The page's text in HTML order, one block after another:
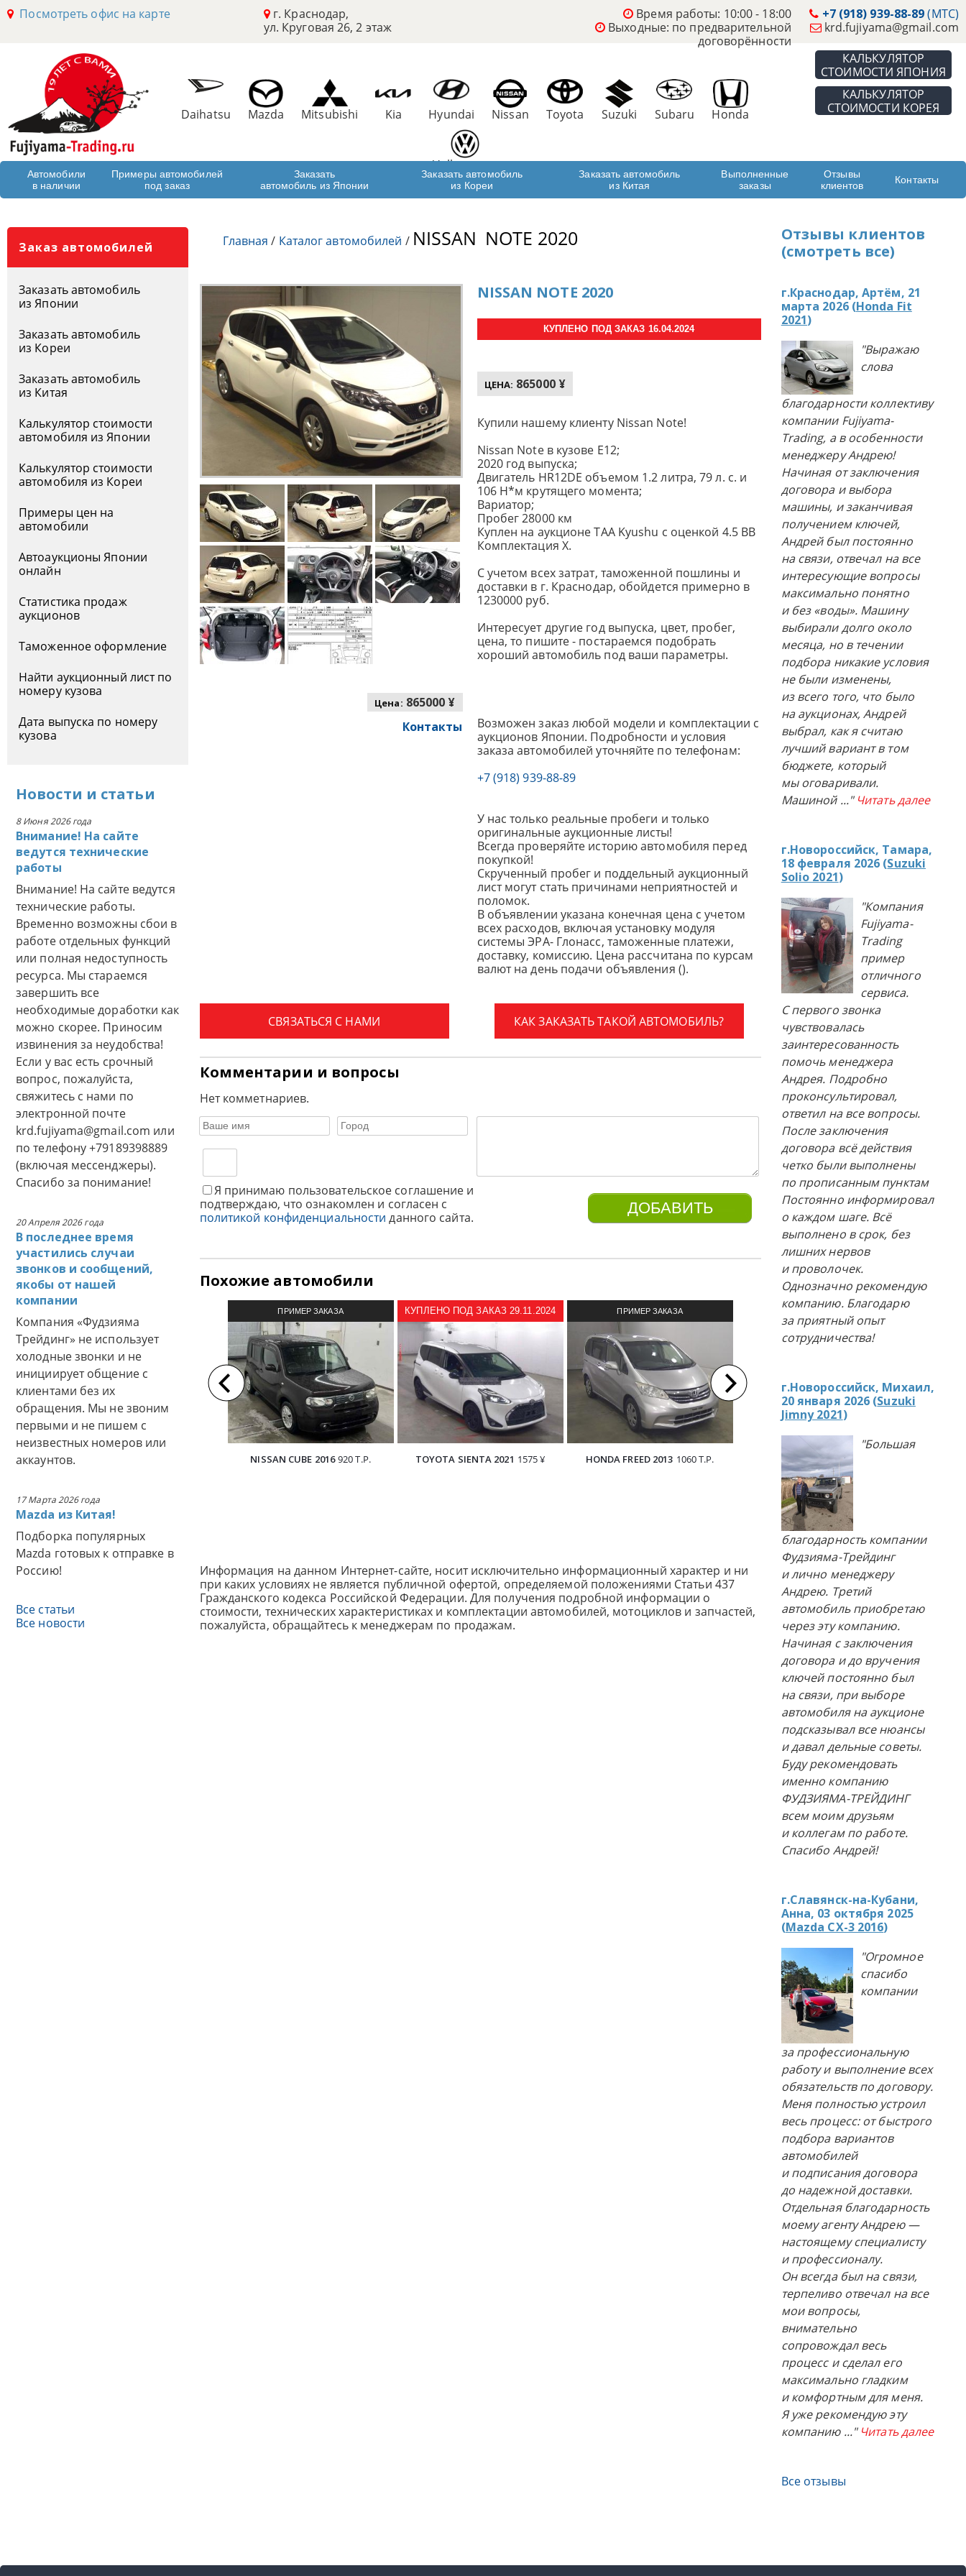
Посмотреть офис на карте
г. Краснодар,
ул. Круговая 26, 2 этаж
+7 (918) 939-88-89(МТС)
krd.fujiyama@gmail.com
Время работы: 10:00 - 18:00
Выходные: по предварительной
договорённости
КАЛЬКУЛЯТОР
СТОИМОСТИ ЯПОНИЯ
КАЛЬКУЛЯТОР
СТОИМОСТИ КОРЕЯ
Daihatsu Mazda Mitsubishi Kia Hyundai Nissan Toyota Suzuki Subaru Honda
Volkswagen
Автомобили
в наличии
Примеры автомобилей
под заказ
Заказать
автомобиль из Японии
Заказать автомобиль
из Кореи
Заказать автомобиль
из Китая
Выполненные
заказы
Отзывы
клиентов
Контакты
Заказ автомобилей
Заказать автомобиль
из Японии
Заказать автомобиль
из Кореи
Заказать автомобиль
из Китая
Калькулятор стоимости
автомобиля из Японии
Калькулятор стоимости
автомобиля из Кореи
Примеры цен на
автомобили
Автоаукционы Японии
онлайн
Статистика продаж
аукционов
Таможенное оформление
Найти аукционный лист по
номеру кузова
Дата выпуска по номеру
кузова
Новости и статьи
8 Июня 2026 года
Внимание! На сайте
ведутся технические
работы
Внимание! На сайте ведутся
технические работы.
Временно возможны сбои в
работе отдельных функций
или полная недоступность
ресурса. Мы стараемся
завершить все
необходимые доработки как
можно скорее. Приносим
извинения за неудобства!
Если у вас есть срочный
вопрос, пожалуйста,
свяжитесь с нами по
электронной почте
krd.fujiyama@gmail.com или
по телефону +79189398889
(включая мессенджеры).
Спасибо за понимание!
20 Апреля 2026 года
В последнее время
участились случаи
звонков и сообщений,
якобы от нашей
компании
Компания «Фудзияма
Трейдинг» не использует
холодные звонки и не
инициирует общение с
клиентами без их
обращения. Мы не звоним
первыми и не пишем с
неизвестных номеров или
аккаунтов.
17 Марта 2026 года
Mazda из Китая!
Подборка популярных
Mazda готовых к отправке в
Россию!
Все статьи
Все новости
Главная / Каталог автомобилей / NISSAN NOTE 2020
Цена: 865000 ¥
Контакты
NISSAN NOTE 2020
КУПЛЕНО ПОД ЗАКАЗ 16.04.2024
ЦЕНА: 865000 ¥
Купили нашему клиенту Nissan Note!
Nissan Note в кузове E12;
2020 год выпуска;
Двигатель HR12DE объемом 1.2 литра, 79 л. с. и
106 Н*м крутящего момента;
Вариатор;
Пробег 28000 км
Куплен на аукционе TAA Kyushu с оценкой 4.5 BB
Комплектация X.
С учетом всех затрат, таможенной пошлины и
доставки в г. Краснодар, обойдется примерно в
1230000 руб.
Интересует другие год выпуска, цвет, пробег,
цена, то пишите - постараемся подобрать
хороший автомобиль под ваши параметры.
Возможен заказ любой модели и комплектации с
аукционов Японии. Подробности и условия
заказа автомобилей уточняйте по телефонам:
+7 (918) 939-88-89
У нас только реальные пробеги и только
оригинальные аукционные листы!
Всегда проверяйте историю автомобиля перед
покупкой!
Скрученный пробег и поддельный аукционный
лист могут стать причинами неприятностей и
поломок.
В объявлении указана конечная цена с учетом
всех расходов, включая установку модуля
системы ЭРА- Глонасс, таможенные платежи,
доставку, комиссию. Цена рассчитана по курсам
валют на день подачи объявления ().
КАК ЗАКАЗАТЬ ТАКОЙ АВТОМОБИЛЬ?
СВЯЗАТЬСЯ С НАМИ
Комментарии и вопросы
Нет комметнариев.
Я принимаю пользовательское соглашение и
подтверждаю, что ознакомлен и согласен с
политикой конфиденциальности данного сайта.
Похожие автомобили
ПРИМЕР ЗАКАЗА
АВТОМОБИЛЯ ИЗ ЯПОНИИ
NISSAN CUBE 2016 920 Т.Р.
КУПЛЕНО ПОД ЗАКАЗ 29.11.2024
TOYOTA SIENTA 2021 1575 ¥
ПРИМЕР ЗАКАЗА
АВТОМОБИЛЯ ИЗ ЯПОНИИ
HONDA FREED 2013 1060 Т.Р.
ПРИМЕР ЗАКАЗА
NISSAN NOTE E-POWER 2022
1728 Т.Р.
Информация на данном Интернет-сайте, носит исключительно информационный характер и ни
при каких условиях не является публичной офертой, определяемой положениями Статьи 437
Гражданского кодекса Российской Федерации. Для получения подробной информации о
стоимости, технических характеристиках и комплектации автомобилей, мотоциклов и запчастей,
пожалуйста, обращайтесь к менеджерам по продажам.
Отзывы клиентов
(смотреть все)
г.Краснодар, Артём, 21
марта 2026 (Honda Fit
2021)
"Выражаю
слова
благодарности коллективу
компании Fujiyama-
Trading, а в особенности
менеджеру Андрею!
Начиная от заключения
договора и выбора
машины, и заканчивая
получением ключей,
Андрей был постоянно
на связи, отвечал на все
интересующие вопросы
максимально понятно
и без «воды». Машину
выбирали долго около
месяца, но в течении
подбора никакие условия
не были изменены,
из всего того, что было
на аукционах, Андрей
выбрал, как я считаю
лучший вариант в том
бюджете, который
мы оговаривали.
Машиной ..." Читать далее
г.Новороссийск, Тамара,
18 февраля 2026 (Suzuki
Solio 2021)
"Компания
Fujiyama-
Trading
пример
отличного
сервиса.
С первого звонка
чувствовалась
заинтересованность
помочь менеджера
Андрея. Подробно
проконсультировал,
ответил на все вопросы.
После заключения
договора всё действия
четко были выполнены
по прописанным пунктам
Постоянно информировал
о каждом шаге. Всё
выполнено в срок, без
лишних нервов
и проволочек.
Однозначно рекомендую
компанию. Благодарю
за приятный опыт
сотрудничества!
г.Новороссийск, Михаил,
20 января 2026 (Suzuki
Jimny 2021)
"Большая
благодарность компании
Фудзияма-Трейдинг
и лично менеджеру
Андрею. Третий
автомобиль приобретаю
через эту компанию.
Начиная с заключения
договора и до вручения
ключей постоянно был
на связи, при выборе
автомобиля на аукционе
подсказывал все нюансы
и давал дельные советы.
Буду рекомендовать
именно компанию
ФУДЗИЯМА-ТРЕЙДИНГ
всем моим друзьям
и коллегам по работе.
Спасибо Андрей!
г.Славянск-на-Кубани,
Анна, 03 октября 2025
(Mazda CX-3 2016)
"Огромное
спасибо
компании
за профессиональную
работу и выполнение всех
обязательств по договору.
Меня полностью устроил
весь процесс: от быстрого
подбора вариантов
автомобилей
и подписания договора
до надежной доставки.
Отдельная благодарность
моему агенту Андрею —
настоящему специалисту
и профессионалу.
Он всегда был на связи,
терпеливо отвечал на все
мои вопросы,
внимательно
сопровождал весь
процесс и сделал его
максимально гладким
и комфортным для меня.
Я уже рекомендую эту
компанию ..." Читать далее
Все отзывы